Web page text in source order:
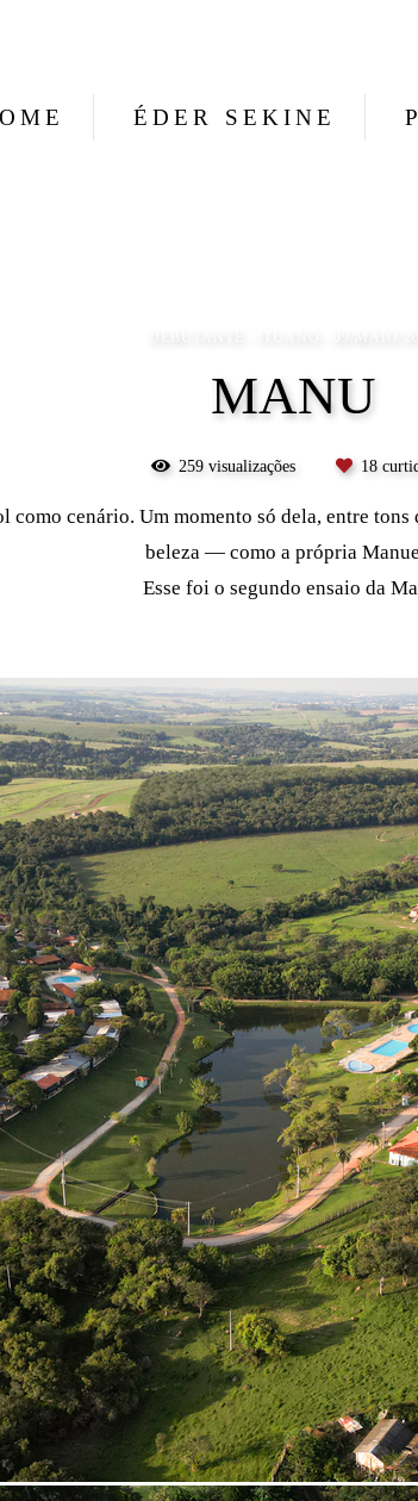
ÉDER SEKINE
MANU
259 visualizações 18
como cenário. Um momento só dela, entre
beleza — como a própria
Esse foi o segundo ensaio da